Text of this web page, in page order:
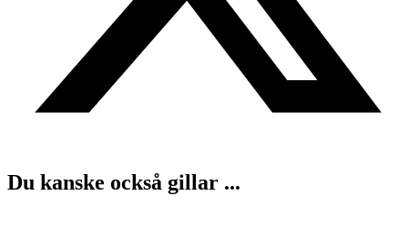
Du kanske också gillar ...